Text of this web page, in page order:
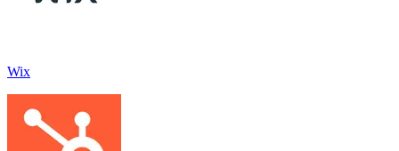
Wix